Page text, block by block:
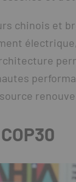
chinois et